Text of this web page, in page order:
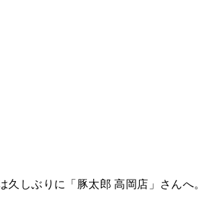
久しぶりに「豚太郎 高岡店」さんへ。